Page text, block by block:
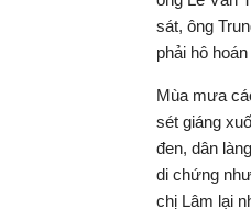
sát, ông
phải hô
Mùa mưa
sét giáng
đen, dân
di chứng
chị Lâm lại